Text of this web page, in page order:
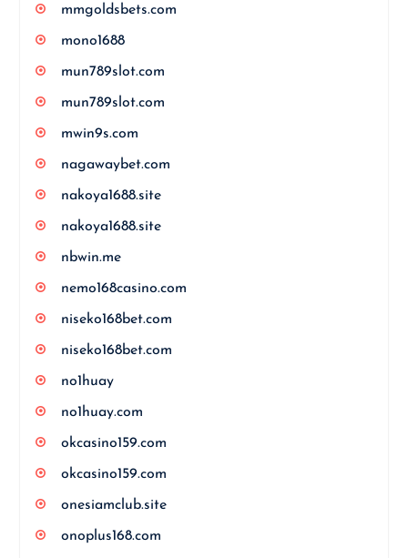
mmgoldsbets.com
mono1688
mun789slot.com
mun789slot.com
mwin9s.com
nagawaybet.com
nakoya1688.site
nakoya1688.site
nbwin.me
nemo168casino.com
niseko168bet.com
niseko168bet.com
no1huay
no1huay.com
okcasino159.com
okcasino159.com
onesiamclub.site
onoplus168.com